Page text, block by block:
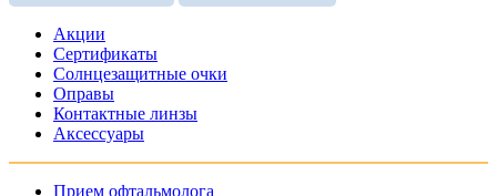
Акции
Сертификаты
Солнцезащитные очки
Оправы
Контактные линзы
Аксессуары
Прием офтальмолога